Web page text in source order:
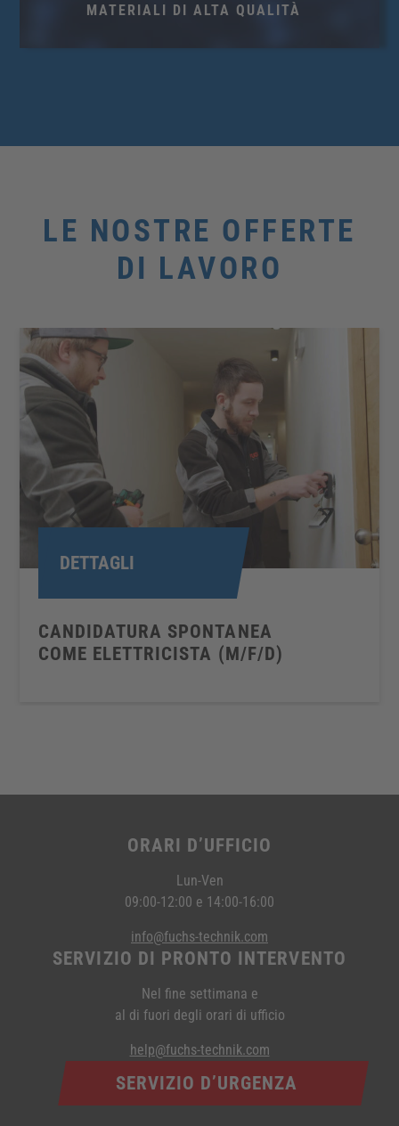
MATERIALI DI ALTA QUALITÀ
LE NOSTRE OFFERTE
DI LAVORO
DETTAGLI
CANDIDATURA SPONTANEA
COME ELETTRICISTA (M/F/D)
ORARI D’UFFICIO
Lun-Ven
09:00-12:00 e 14:00-16:00
info@fuchs-technik.com
SERVIZIO DI PRONTO INTERVENTO
Nel fine settimana e
al di fuori degli orari di ufficio
help@fuchs-technik.com
SERVIZIO D’URGENZA